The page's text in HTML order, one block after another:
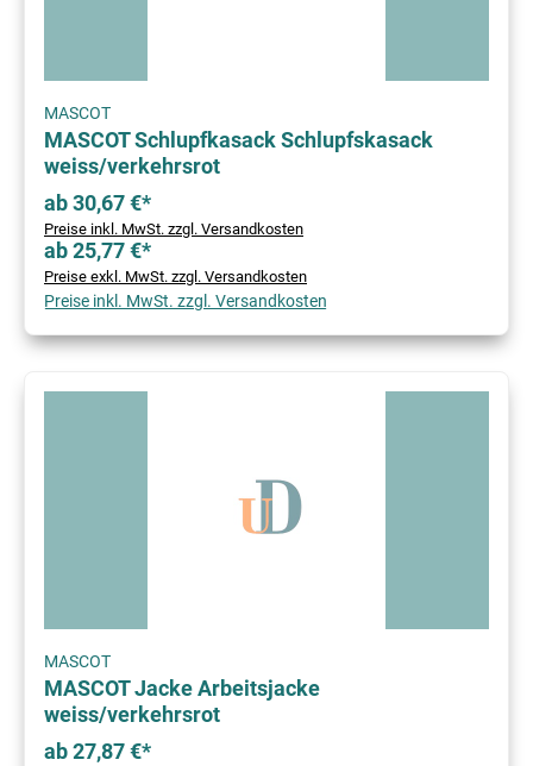
MASCOT
MASCOT Schlupfkasack Schlupfskasack
weiss/verkehrsrot
ab 30,67 €*
Preise inkl. MwSt. zzgl. Versandkosten
ab 25,77 €*
Preise exkl. MwSt. zzgl. Versandkosten
Preise inkl. MwSt. zzgl. Versandkosten
MASCOT
MASCOT Jacke Arbeitsjacke
weiss/verkehrsrot
ab 27,87 €*